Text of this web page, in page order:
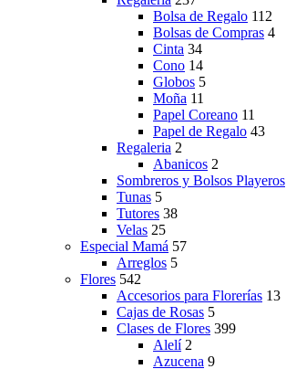
Bolsa de Regalo 112
Bolsas de Compras 4
Cinta 34
Cono 14
Globos 5
Moña 11
Papel Coreano 11
Papel de Regalo 43
Regaleria 2
Abanicos 2
Sombreros y Bolsos Playeros
Tunas 5
Tutores 38
Velas 25
Especial Mamá 57
Arreglos 5
Flores 542
Accesorios para Florerías 13
Cajas de Rosas 5
Clases de Flores 399
Alelí 2
Azucena 9